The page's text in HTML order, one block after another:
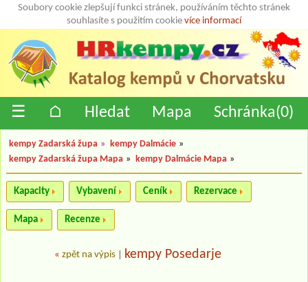
Soubory cookie zlepšují funkci stránek, používáním těchto stránek
souhlasíte s použitím cookie více informací
☰ ⌂ Hledat Mapa Schránka(0)
kempy Zadarská župa » kempy Dalmácie »
kempy Zadarská župa Mapa » kempy Dalmácie Mapa »
Kapacity Vybavení Ceník Rezervace
Mapa Recenze
« zpět na výpis kempy Posedarje